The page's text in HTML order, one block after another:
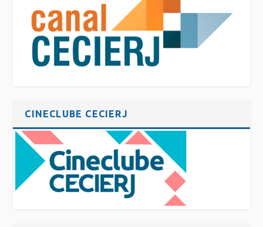
CINECLUBE CECIERJ